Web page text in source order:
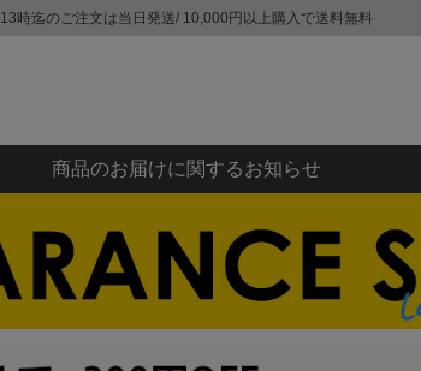
13時迄のご注文は当日発送/ 10,000円以上購入で送料無料
商品のお届けに関するお知らせ